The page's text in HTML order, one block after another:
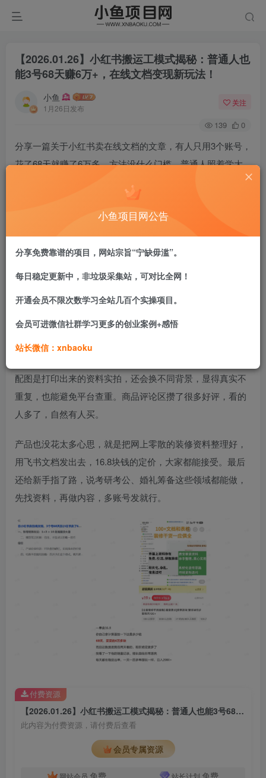
【2026.01.26】小红书搬运工模式揭秘：普通人也
能3号68天赚6万+，在线文档变现新玩法！
小鱼
1月26日发布
关注
139 0
分享一篇关于小红书卖在线文档的文章，有人只用3个账号，
花了68天就赚了6万多，方法没什么门槛，普通人照着学大
文章里重点拆了一个叫@鹿宝装修干货的账号，一开始就做
靠搜索流量——用户搜装修相关的内容，就能刷到它的笔
同风格，覆盖更多关键词。
词+人群+解决方案”的路子，比如提装修业主的痛点，再给解
决方向。
配图是打印出来的资料实拍，还会换不同背景，显得真实不
重复，也能避免平台查重。商品评论区攒了很多好评，看的
人多了，自然有人买。
产品也没花太多心思，就是把网上零散的装修资料整理好，
用飞书文档发出去，16.8块钱的定价，大家都能接受。最后
还给新手指了路，说考研考公、婚礼筹备这些领域都能做，
先找资料，再做内容，多账号发就行。
【2026.01.26】小红书搬运工模式揭秘：普通人也能3号68天赚6万+，在线文档变现新玩法！
此内容为付费资源，请付费后查看
会员专属资源
付费资源
小鱼项目网公告
分享免费靠谱的项目，网站宗旨“宁缺毋滥”。
每日稳定更新中，非垃圾采集站，可对比全网！
开通会员不限次数学习全站几百个实操项目。
会员可进微信社群学习更多的创业案例+感悟
站长微信：xnbaoku